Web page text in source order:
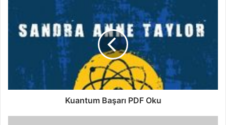
Kuantum Başarı PDF Oku